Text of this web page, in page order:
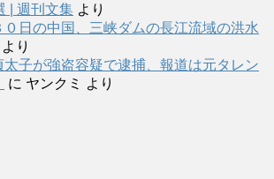
| 週刊文集 より
０日の中国、三峡ダムの長江流域の洪水
より
子が強盗容疑で逮捕、報道は元タレン
に ヤンクミ より